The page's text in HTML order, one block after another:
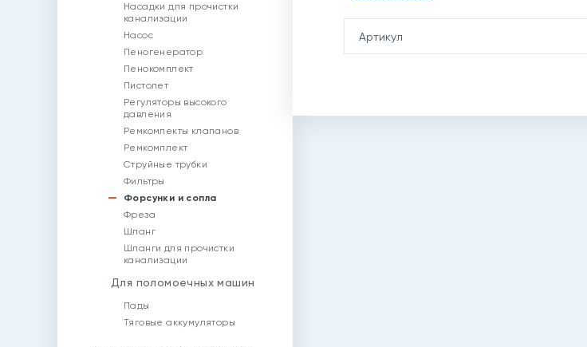
Насадки для прочистки
канализации
Насос
Пеногенератор
Пенокомплект
Пистолет
Регуляторы высокого
давления
Ремкомлекты клапанов
Ремкомплект
Струйные трубки
Фильтры
Форсунки и сопла
Фреза
Шланг
Шланги для прочистки
канализации
Для поломоечных машин
Пады
Тяговые аккумуляторы
Артикул